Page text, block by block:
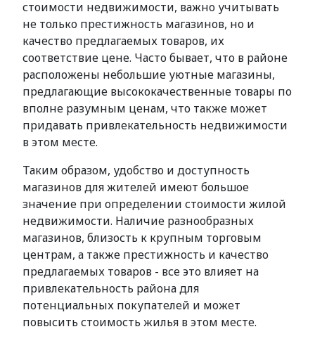
стоимости недвижимости, важно учитывать
не только престижность магазинов, но и
качество предлагаемых товаров, их
соответствие цене. Часто бывает, что в районе
расположены небольшие уютные магазины,
предлагающие высококачественные товары по
вполне разумным ценам, что также может
придавать привлекательность недвижимости
в этом месте.
Таким образом, удобство и доступность
магазинов для жителей имеют большое
значение при определении стоимости жилой
недвижимости. Наличие разнообразных
магазинов, близость к крупным торговым
центрам, а также престижность и качество
предлагаемых товаров - все это влияет на
привлекательность района для
потенциальных покупателей и может
повысить стоимость жилья в этом месте.